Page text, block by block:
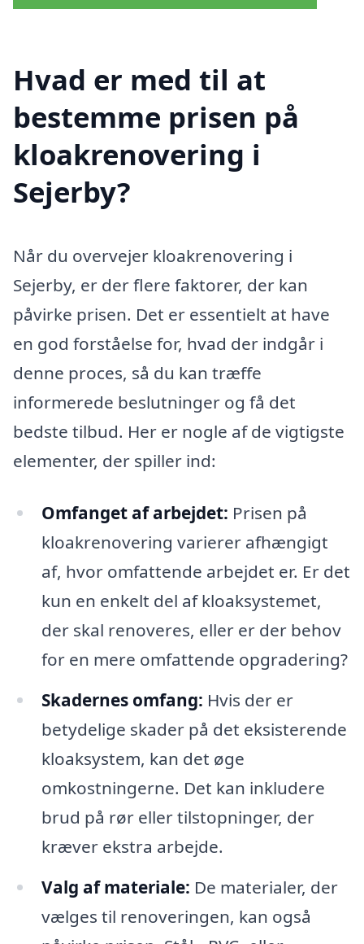
Hvad er med til at
bestemme prisen på
kloakrenovering i
Sejerby?
Når du overvejer kloakrenovering i
Sejerby, er der flere faktorer, der kan
påvirke prisen. Det er essentielt at have
en god forståelse for, hvad der indgår i
denne proces, så du kan træffe
informerede beslutninger og få det
bedste tilbud. Her er nogle af de vigtigste
elementer, der spiller ind:
Omfanget af arbejdet: Prisen på
kloakrenovering varierer afhængigt
af, hvor omfattende arbejdet er. Er det
kun en enkelt del af kloaksystemet,
der skal renoveres, eller er der behov
for en mere omfattende opgradering?
Skadernes omfang: Hvis der er
betydelige skader på det eksisterende
kloaksystem, kan det øge
omkostningerne. Det kan inkludere
brud på rør eller tilstopninger, der
kræver ekstra arbejde.
Valg af materiale: De materialer, der
vælges til renoveringen, kan også